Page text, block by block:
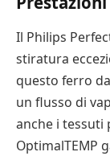
Il Philips
stiratura
questo ferro
un flusso di
anche i tessuti
OptimalTEMP